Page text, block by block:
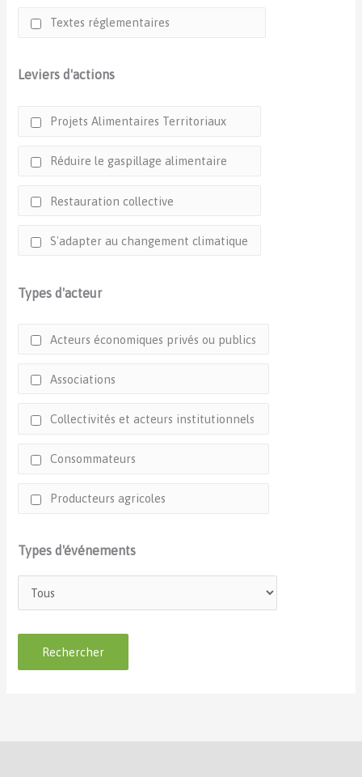
Textes réglementaires
Leviers d'actions
Projets Alimentaires Territoriaux
Réduire le gaspillage alimentaire
Restauration collective
S'adapter au changement climatique
Types d'acteur
Acteurs économiques privés ou publics
Associations
Collectivités et acteurs institutionnels
Consommateurs
Producteurs agricoles
Types d'événements